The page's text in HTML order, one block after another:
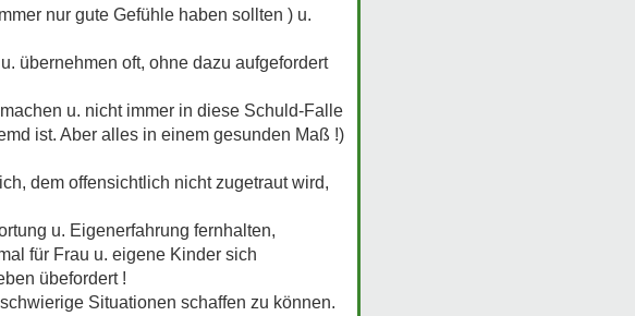
nur gute Gefühle haben sollten ) u.
übernehmen oft, ohne dazu aufgefordert
u. nicht immer in diese Schuld-Falle
ist. Aber alles in einem gesunden Maß !)
dem offensichtlich nicht zugetraut wird,
u. Eigenerfahrung fernhalten,
für Frau u. eigene Kinder sich
übefordert !
Situationen schaffen zu können.